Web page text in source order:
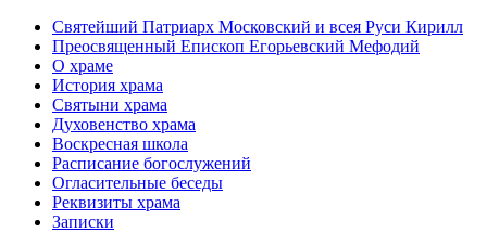
Святейший Патриарх Московский и всея Руси Кирилл
Преосвященный Епископ Егорьевский Мефодий
О храме
История храма
Святыни храма
Духовенство храма
Воскресная школа
Расписание богослужений
Огласительные беседы
Реквизиты храма
Записки